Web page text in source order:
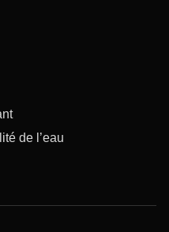
de l’eau